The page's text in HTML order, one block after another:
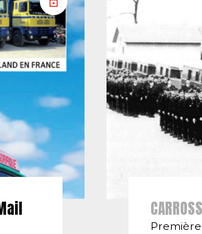
Première